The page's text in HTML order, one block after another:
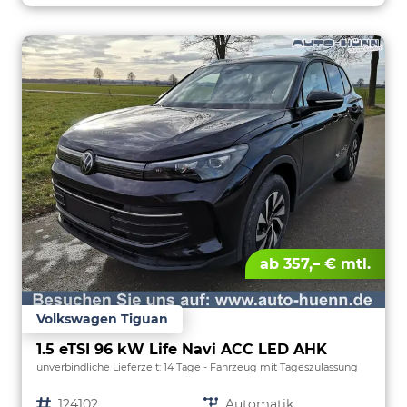
ab 357,– € mtl.
Volkswagen Tiguan
1.5 eTSI 96 kW Life Navi ACC LED AHK
unverbindliche Lieferzeit: 14 Tage Fahrzeug mit Tageszulassung